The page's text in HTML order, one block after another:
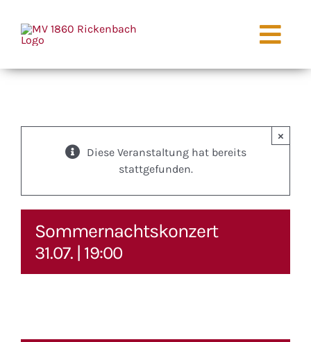
Inhalt
springen
Aktuell
Diese Veranstaltung hat bereits
stattgefunden.
×
Sommernachtskonzert
31.07. | 19:00